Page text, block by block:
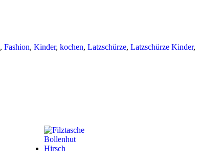
, Fashion, Kinder, kochen, Latzschürze, Latzschürze Kinder,